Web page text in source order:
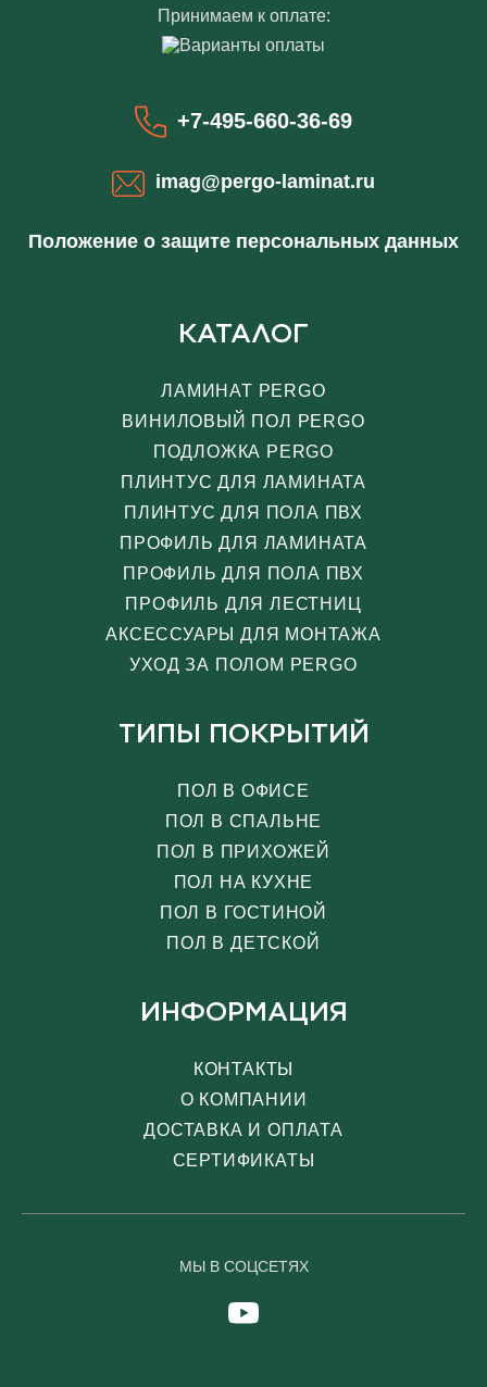
Принимаем к оплате:
+7-495-660-36-69
imag@pergo-laminat.ru
Положение о защите персональных данных
КАТАЛОГ
ЛАМИНАТ PERGO
ВИНИЛОВЫЙ ПОЛ PERGO
ПОДЛОЖКА PERGO
ПЛИНТУС ДЛЯ ЛАМИНАТА
ПЛИНТУС ДЛЯ ПОЛА ПВХ
ПРОФИЛЬ ДЛЯ ЛАМИНАТА
ПРОФИЛЬ ДЛЯ ПОЛА ПВХ
ПРОФИЛЬ ДЛЯ ЛЕСТНИЦ
АКСЕССУАРЫ ДЛЯ МОНТАЖА
УХОД ЗА ПОЛОМ PERGO
ТИПЫ ПОКРЫТИЙ
ПОЛ В ОФИСЕ
ПОЛ В СПАЛЬНЕ
ПОЛ В ПРИХОЖЕЙ
ПОЛ НА КУХНЕ
ПОЛ В ГОСТИНОЙ
ПОЛ В ДЕТСКОЙ
ИНФОРМАЦИЯ
КОНТАКТЫ
О КОМПАНИИ
ДОСТАВКА И ОПЛАТА
СЕРТИФИКАТЫ
МЫ В СОЦСЕТЯХ